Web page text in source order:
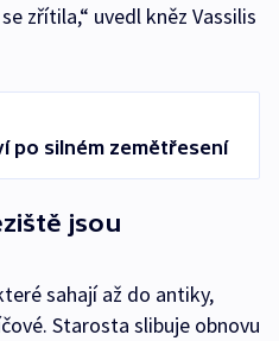
zřítila,“ uvedl kněz Vassilis
po silném zemětřesení
jsou
sahají až do antiky,
Starosta slibuje obnovu